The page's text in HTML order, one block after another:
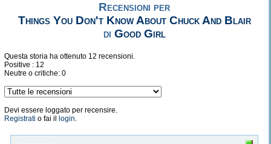
Recensioni per
Things You Don't Know About Chuck And Blair
di Good Girl
Questa storia ha ottenuto 12 recensioni.
Positive : 12
Neutre o critiche: 0
Devi essere loggato per recensire.
Registrati o fai il login.